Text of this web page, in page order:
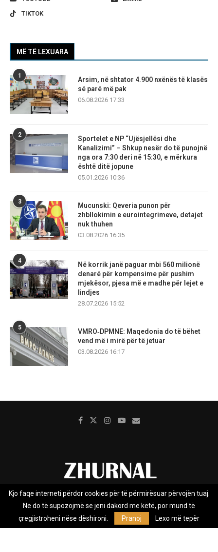
TIKTOK
MË TË LEXUARA
1
Arsim, në shtator 4.900 nxënës të klasës
së parë më pak
06.08.2026 17:33
2
Sportelet e NP “Ujësjellësi dhe
Kanalizimi” – Shkup nesër do të punojnë
nga ora 7:30 deri në 15:30, e mërkura
është ditë jopune
05.01.2026 10:36
3
Mucunski: Qeveria punon për
zhbllokimin e eurointegrimeve, detajet
nuk thuhen
03.08.2026 16:35
4
Në korrik janë paguar mbi 560 milionë
denarë për kompensime për pushim
mjekësor, pjesa më e madhe për lejet e
lindjes
28.07.2026 15:52
5
VMRO‑DPMNE: Maqedonia do të bëhet
vend më i mirë për të jetuar
03.08.2026 16:17
Rreth nesh Impresumi Marketing
Privacy Policy
Zhurnal.mk është Agjenci e Lajmeve e pavarur, e themeluar në vitin
Kjo faqe interneti përdor cookies për të përmirësuar përvojën tuaj.
Ne do të supozojmë se jeni dakord me këtë, por mund të
çregjistroheni nëse dëshironi.
Pranoj Lexo më tepër